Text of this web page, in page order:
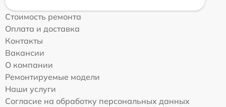
Стоимость ремонта
Оплата и доставка
Контакты
Вакансии
О компании
Ремонтируемые модели
Наши услуги
Согласие на обработку персональных данных